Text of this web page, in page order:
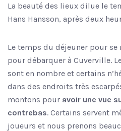
La beauté des lieux dilue le
Hans Hansson, après deux
Le temps du déjeuner pour se
pour débarquer à Cuverville.
sont en nombre et certains
dans des endroits très
montons pour avoir une vue
contrebas. Certains servent
joueurs et nous prenons